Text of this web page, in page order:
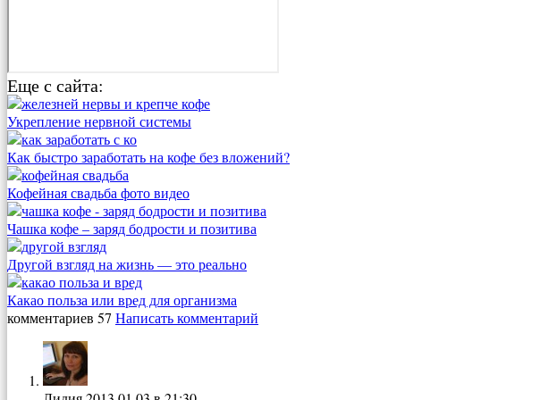
Еще с сайта:
Укрепление нервной системы
Как быстро заработать на кофе без вложений?
Кофейная свадьба фото видео
Чашка кофе – заряд бодрости и позитива
Другой взгляд на жизнь — это реально
Какао польза или вред для организма
комментариев 57 Написать комментарий